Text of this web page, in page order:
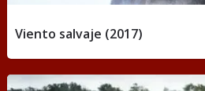
Viento salvaje (2017)